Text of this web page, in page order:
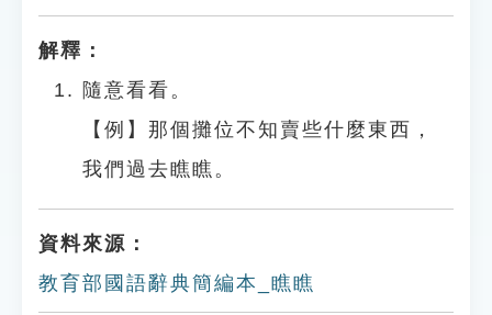
解釋：
隨意看看。
【例】那個攤位不知賣些什麼東西，
我們過去瞧瞧。
資料來源：
教育部國語辭典簡編本_瞧瞧